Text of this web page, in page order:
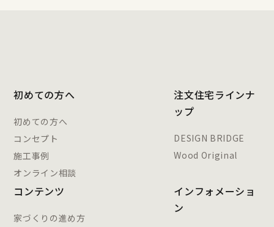
初めての方へ
初めての方へ
コンセプト
施工事例
オンライン相談
注文住宅ラインナ
ップ
DESIGN BRIDGE
Wood Original
コンテンツ
家づくりの進め方
インフォメーショ
ン